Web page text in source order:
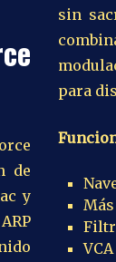
de
y
sin
para